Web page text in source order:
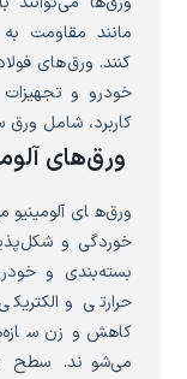
مانند مقاومت
کنند. ورق‌های
خودرو و
کاربرد، شامل ورق
ورق‌های
ورق‌های
خوردگی و
بسته‌بندی و
حرارتی و
کاهش وزن
می‌شوند. سطح